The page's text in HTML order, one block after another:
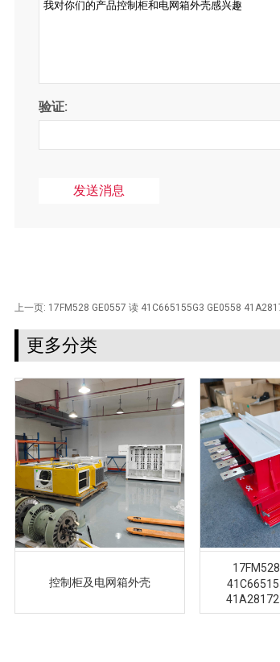
验证:
上一页: 17FM528 GE0557 读 41C665155G3 GE0558
更多分类
控制柜及电网箱外壳